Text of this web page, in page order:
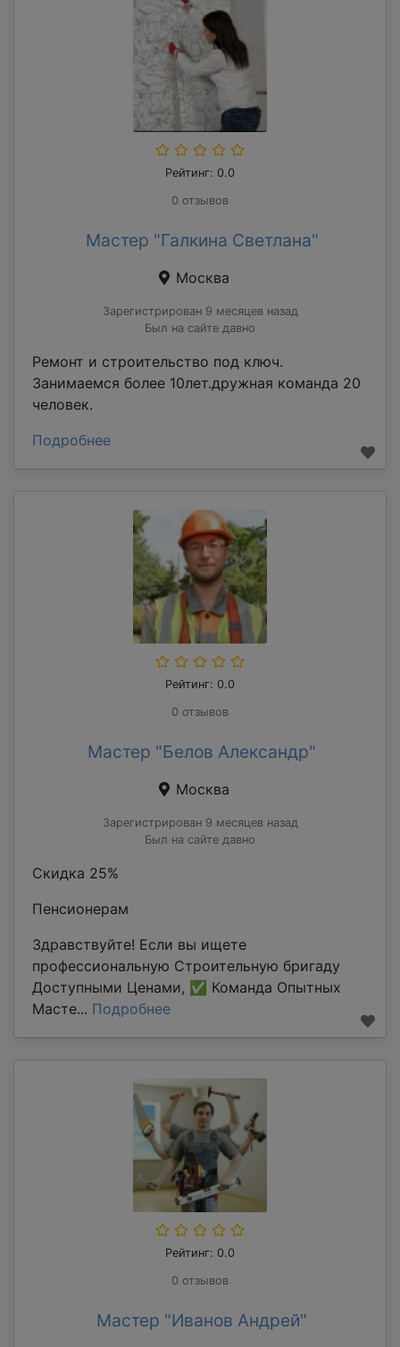
Рейтинг: 0.0
0 отзывов
Мастер "Галкина Светлана"
Москва
Зарегистрирован 9 месяцев назад
Был на сайте давно
Ремонт и строительство под ключ.
Занимаемся более 10лет.дружная команда 20
человек.
Подробнее
Рейтинг: 0.0
0 отзывов
Мастер "Белов Александр"
Москва
Зарегистрирован 9 месяцев назад
Был на сайте давно
Скидка 25%
Пенсионерам
Здравствуйте! Если вы ищете
профессиональную Строительную бригаду
Доступными Ценами, ✅ Команда Опытных
Масте... Подробнее
Рейтинг: 0.0
0 отзывов
Мастер "Иванов Андрей"